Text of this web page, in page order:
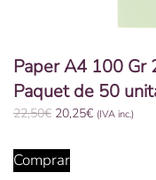
Paper A4 100 Gr
Paquet de 50
22,50€ El
original
era:
20,25€El(IVA inc.)
Comprar